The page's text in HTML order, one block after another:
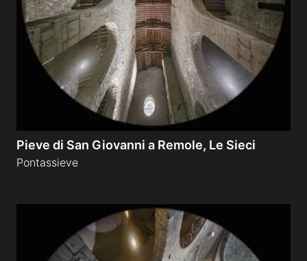
Pieve di San Giovanni a Remole, Le Sieci
Pontassieve